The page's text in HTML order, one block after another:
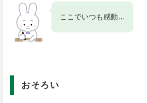
ここでいつも感動…
おそろい